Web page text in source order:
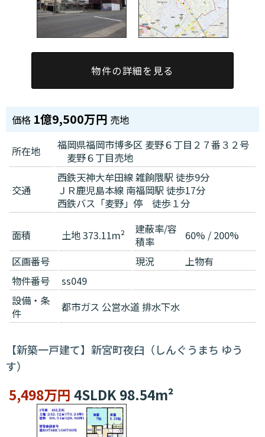
物件の詳細を見る
価格 1億9,500万円 売地
所在地
福岡県福岡市博多区 麦野６丁目２７番３２号
麦野６丁目売地
交通
西鉄天神大牟田線 雑餉隈駅 徒歩9分
ＪＲ鹿児島本線 南福岡駅 徒歩17分
西鉄バス「麦野」停 徒歩１分
面積 土地 373.11m²
建蔽率/容
積率
60% / 200%
区画番号
現況
上物有
物件番号
ss049
設備・条
件
都市ガス 公営水道排水下水
【新築一戸建て】新宮町夜臼（しんぐうまち ゆう
す）
5,498万円 4SLDK 98.54m²